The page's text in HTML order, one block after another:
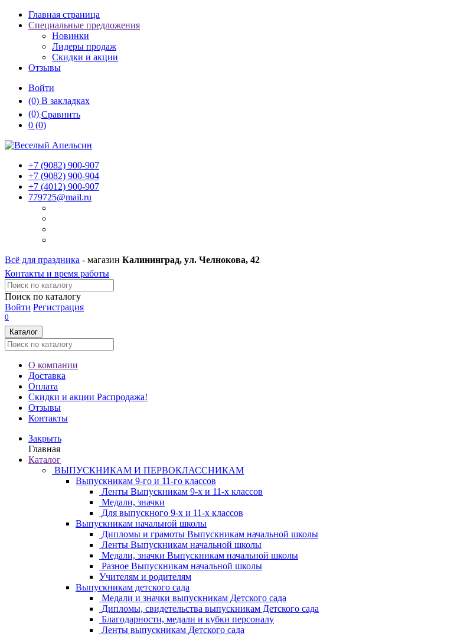
Главная страница
Специальные предложения
Новинки
Лидеры продаж
Скидки и акции
Отзывы
Войти
(0) В закладках
(0) Сравнить
0 (0)
+7 (9082) 900-907
+7 (9082) 900-904
+7 (4012) 900-907
779725@mail.ru
Всё для праздника - магазин Калининград, ул. Челнокова, 42
Контакты и время работы
Поиск по каталогу
Войти Регистрация
0
Каталог
О компании
Доставка
Оплата
Скидки и акции Распродажа!
Отзывы
Контакты
Закрыть
Главная
Каталог
ВЫПУСКНИКАМ И ПЕРВОКЛАССНИКАМ
Выпускникам 9-го и 11-го классов
Ленты Выпускникам 9-х и 11-х классов
Медали, значки
Для выпускного 9-х и 11-х классов
Выпускникам начальной школы
Дипломы и грамоты Выпускникам начальной школы
Ленты Выпускникам начальной школы
Медали, значки Выпускникам начальной школы
Разное Выпускникам начальной школы
Учителям и родителям
Выпускникам детского сада
Медали и значки выпускникам Детского сада
Дипломы, свидетельства выпускникам Детского сада
Благодарности, медали и кубки персоналу
Ленты выпускникам Детского сада